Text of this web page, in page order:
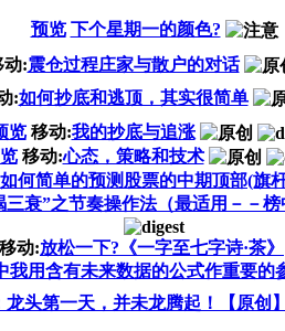
预览 下个星期一的颜色?
:震仓过程庄家与散户的对话
:如何抄底和逃顶，其实很简单
览移动:我的抄底与追涨
移动:心态，策略和技术
何简单的预测股票的中期顶部(旗
三衰”之节奏操作法（最适用－－
移动:放松一下?《一字至七字诗·茶》
我用含有未来数据的公式作重要的
龙头第一天，并未龙腾起！【原创